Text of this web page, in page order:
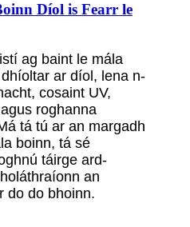
Díol is Fearr le
ag baint le mála
ar díol, lena n-
cosaint UV,
roghanna
tá tú ar an margadh
boinn, tá sé
táirge ard-
an
do do bhoinn.